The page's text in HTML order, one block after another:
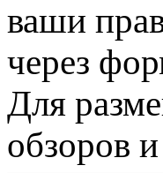
ваши
через
Для
обзоров